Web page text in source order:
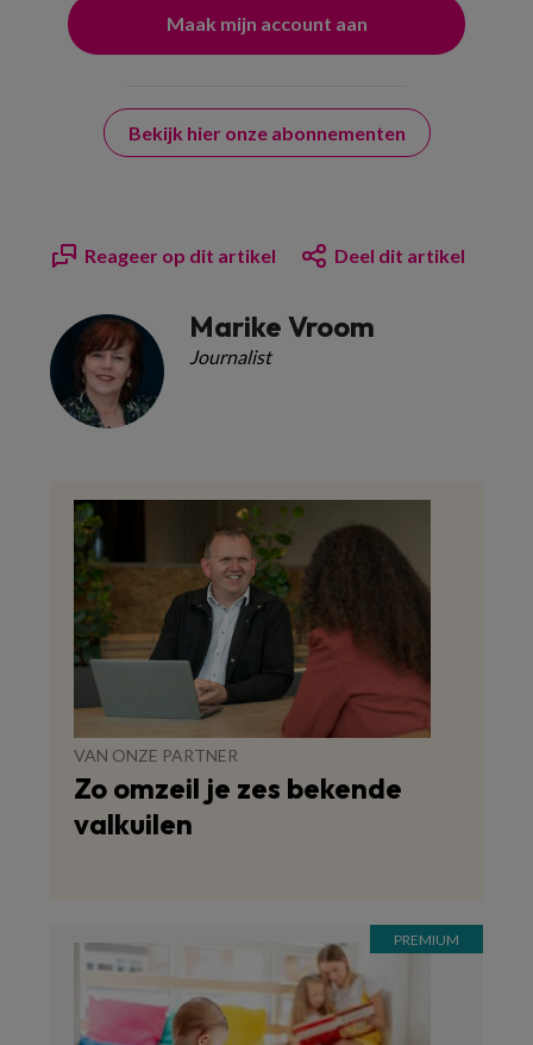
Bekijk hier onze abonnementen
Reageer op dit artikel Deel dit artikel
Marike Vroom
Journalist
VAN ONZE PARTNER
Zo omzeil je zes bekende
valkuilen